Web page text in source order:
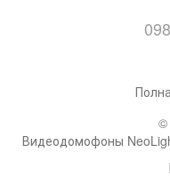
©
Видеодомофоны